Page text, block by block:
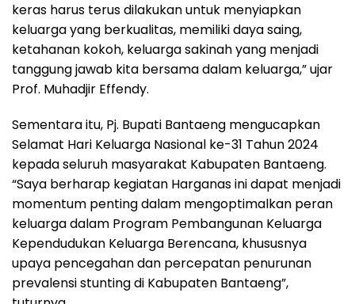
keras harus terus dilakukan untuk menyiapkan
keluarga yang berkualitas, memiliki daya saing,
ketahanan kokoh, keluarga sakinah yang menjadi
tanggung jawab kita bersama dalam keluarga,” ujar
Prof. Muhadjir Effendy.
Sementara itu, Pj. Bupati Bantaeng mengucapkan
Selamat Hari Keluarga Nasional ke-31 Tahun 2024
kepada seluruh masyarakat Kabupaten Bantaeng.
“Saya berharap kegiatan Harganas ini dapat menjadi
momentum penting dalam mengoptimalkan peran
keluarga dalam Program Pembangunan Keluarga
Kependudukan Keluarga Berencana, khususnya
upaya pencegahan dan percepatan penurunan
prevalensi stunting di Kabupaten Bantaeng”,